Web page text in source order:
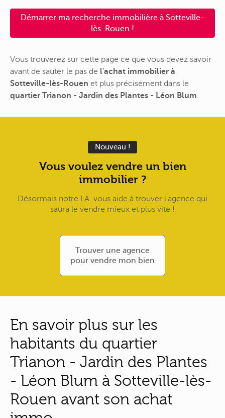
Démarrer ma recherche immobilière à Sotteville-
lès-Rouen !
Vous trouverez sur cette page ce que vous devez savoir
avant de sauter le pas de l'achat immobilier à
Sotteville-lès-Rouen et plus précisément dans le
quartier Trianon - Jardin des Plantes - Léon Blum.
Nouveau !
Vous voulez vendre un bien
immobilier ?
Désormais notre I.A. vous aide à trouver l'agence qui
saura le vendre mieux et plus vite !
Trouver une agence
pour vendre mon bien
En savoir plus sur les
habitants du quartier
Trianon - Jardin des Plantes
- Léon Blum à Sotteville-lès-
Rouen avant son achat